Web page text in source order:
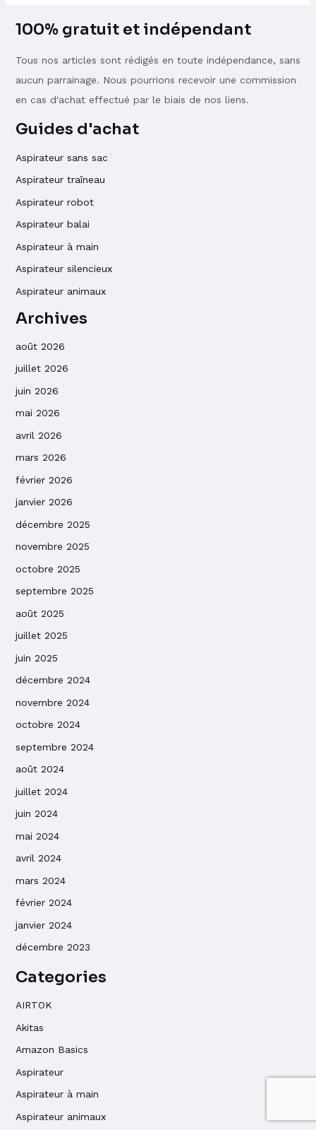
100% gratuit et indépendant
Tous nos articles sont rédigés en toute indépendance, sans
aucun parrainage. Nous pourrions recevoir une commission
en cas d'achat effectué par le biais de nos liens.
Guides d'achat
Aspirateur sans sac
Aspirateur traîneau
Aspirateur robot
Aspirateur balai
Aspirateur à main
Aspirateur silencieux
Aspirateur animaux
Archives
août 2026
juillet 2026
juin 2026
mai 2026
avril 2026
mars 2026
février 2026
janvier 2026
décembre 2025
novembre 2025
octobre 2025
septembre 2025
août 2025
juillet 2025
juin 2025
décembre 2024
novembre 2024
octobre 2024
septembre 2024
août 2024
juillet 2024
juin 2024
mai 2024
avril 2024
mars 2024
février 2024
janvier 2024
décembre 2023
Categories
AIRTOK
Akitas
Amazon Basics
Aspirateur
Aspirateur à main
Aspirateur animaux